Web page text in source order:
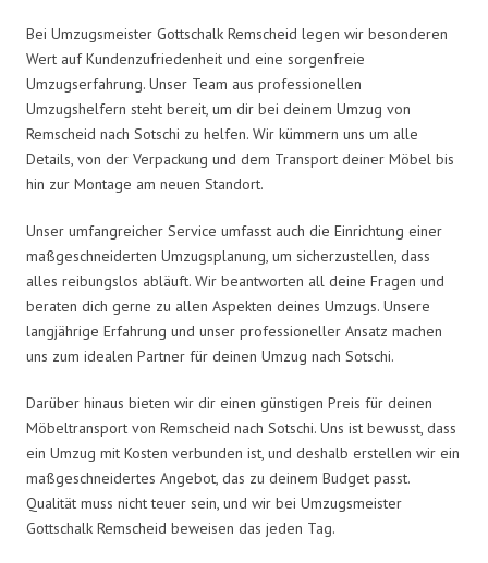
Bei Umzugsmeister Gottschalk Remscheid legen wir besonderen
Wert auf Kundenzufriedenheit und eine sorgenfreie
Umzugserfahrung. Unser Team aus professionellen
Umzugshelfern steht bereit, um dir bei deinem Umzug von
Remscheid nach Sotschi zu helfen. Wir kümmern uns um alle
Details, von der Verpackung und dem Transport deiner Möbel bis
hin zur Montage am neuen Standort.
Unser umfangreicher Service umfasst auch die Einrichtung einer
maßgeschneiderten Umzugsplanung, um sicherzustellen, dass
alles reibungslos abläuft. Wir beantworten all deine Fragen und
beraten dich gerne zu allen Aspekten deines Umzugs. Unsere
langjährige Erfahrung und unser professioneller Ansatz machen
uns zum idealen Partner für deinen Umzug nach Sotschi.
Darüber hinaus bieten wir dir einen günstigen Preis für deinen
Möbeltransport von Remscheid nach Sotschi. Uns ist bewusst, dass
ein Umzug mit Kosten verbunden ist, und deshalb erstellen wir ein
maßgeschneidertes Angebot, das zu deinem Budget passt.
Qualität muss nicht teuer sein, und wir bei Umzugsmeister
Gottschalk Remscheid beweisen das jeden Tag.